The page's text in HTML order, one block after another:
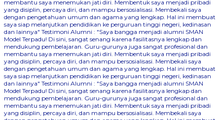
membantu saya menemukan jati diri. Membentuk saya menjadi pribadi
yang disiplin, percaya diri, dan mampu bersosialisasi. Membekali saya
dengan pengetahuan umum dan agama yang lengkap. Hal ini membuat
saya siap melanjutkan pendidikan ke perguruan tinggi negeri, kedinasan
dan lainnya" Testimoni Alumni : "Saya bangga menjadi alumni SMAN
Model Terpadu! Di sini, sangat senang karena fasilitasnya lengkap dan
mendukung pembelajaran. Guru-gurunya juga sangat profesional dan
membantu saya menemukan jati diri. Membentuk saya menjadi pribadi
yang disiplin, percaya diri, dan mampu bersosialisasi. Membekali saya
dengan pengetahuan umum dan agama yang lengkap. Hal ini membuat
saya siap melanjutkan pendidikan ke perguruan tinggi negeri, kedinasan
dan lainnya" Testimoni Alumni : "Saya bangga menjadi alumni SMAN
Model Terpadu! Di sini, sangat senang karena fasilitasnya lengkap dan
mendukung pembelajaran. Guru-gurunya juga sangat profesional dan
membantu saya menemukan jati diri. Membentuk saya menjadi pribadi
yang disiplin, percaya diri, dan mampu bersosialisasi. Membekali saya